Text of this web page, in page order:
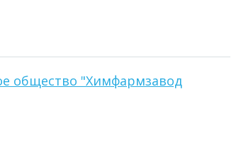
общество "Химфармзавод